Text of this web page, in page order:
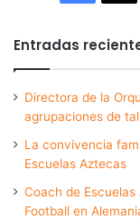
Entradas
Directora de la
agrupaciones de
La convivencia
Escuelas Aztecas
Coach de
Football en